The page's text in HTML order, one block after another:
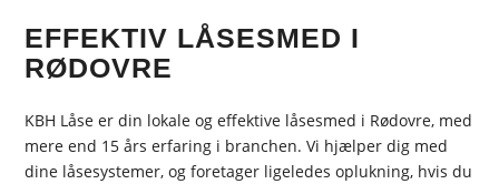
EFFEKTIV LÅSESMED I
RØDOVRE
KBH Låse er din lokale og effektive låsesmed i Rødovre, med
mere end 15 års erfaring i branchen. Vi hjælper dig med
dine låsesystemer, og foretager ligeledes oplukning, hvis du